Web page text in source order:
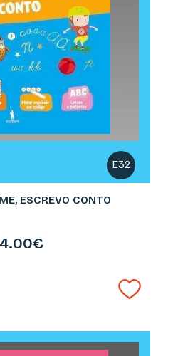
E32
ESCREVO CONTO
4.00€